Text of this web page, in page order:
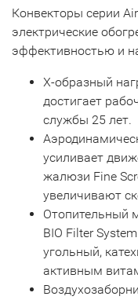
Конвекторы серии
электрические
эффективностью и
Х-образный
достигает
службы 25 лет.
усиливает
жалюзи Fine
увеличивают
Отопительный
BIO Filter
угольный,
активным